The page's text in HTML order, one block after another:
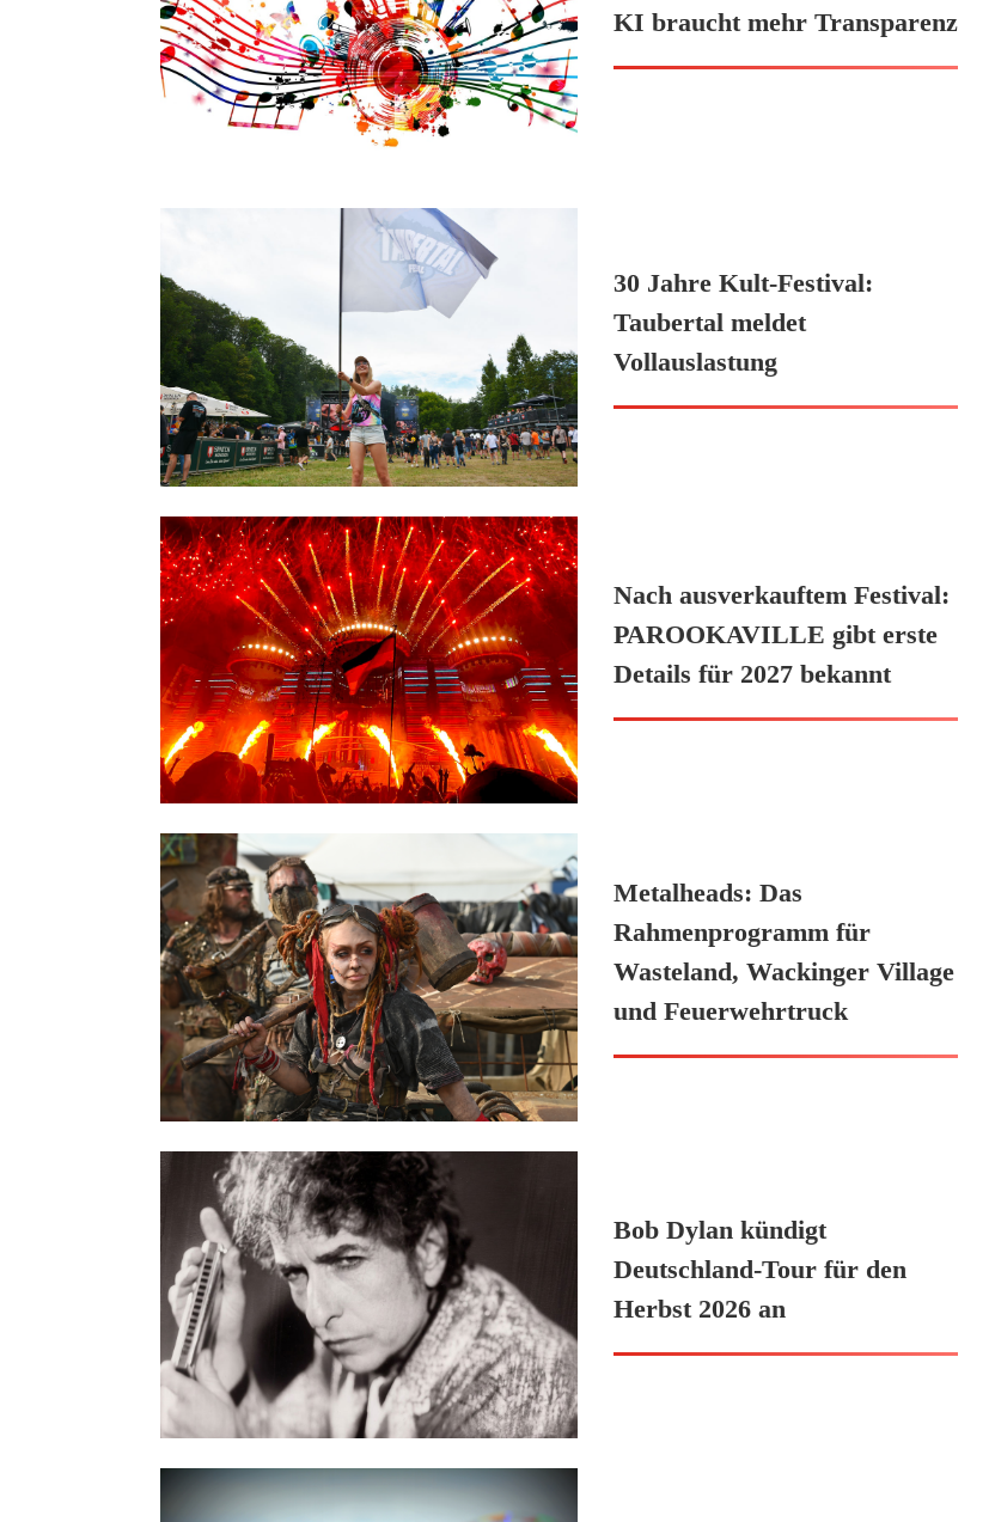
KI braucht mehr Transparenz
30 Jahre Kult-Festival:
Taubertal meldet
Vollauslastung
Nach ausverkauftem Festival:
PAROOKAVILLE gibt erste
Details für 2027 bekannt
Metalheads: Das
Rahmenprogramm für
Wasteland, Wackinger Village
und Feuerwehrtruck
Bob Dylan kündigt
Deutschland-Tour für den
Herbst 2026 an